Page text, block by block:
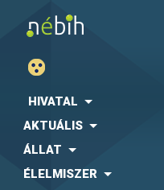
HIVATAL
AKTUÁLIS
ÁLLAT
ÉLELMISZER